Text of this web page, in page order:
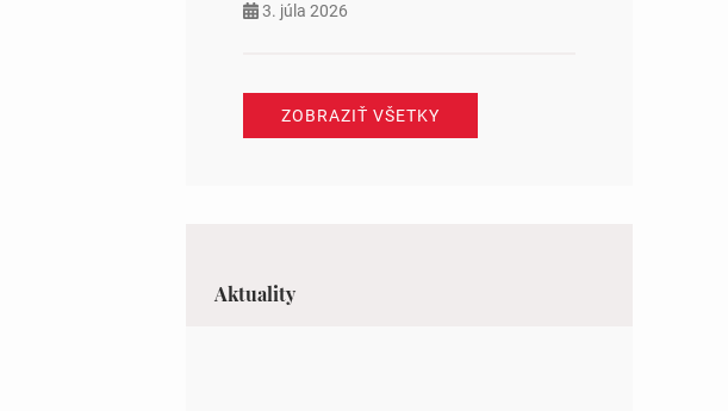
3. júla 2026
ZOBRAZIŤ VŠETKY
Aktuality